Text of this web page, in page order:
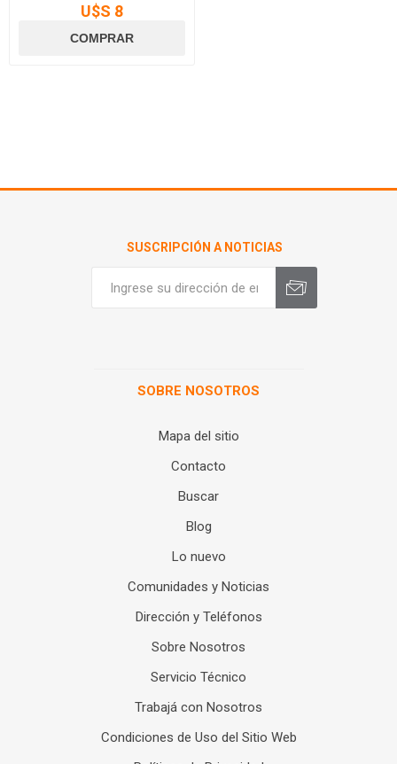
U$S 8
SUSCRIPCIÓN A NOTICIAS
SOBRE NOSOTROS
Mapa del sitio
Contacto
Buscar
Blog
Lo nuevo
Comunidades y Noticias
Dirección y Teléfonos
Sobre Nosotros
Servicio Técnico
Trabajá con Nosotros
Condiciones de Uso del Sitio Web